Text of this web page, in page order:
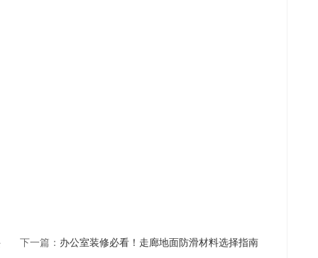
下一篇： 办公室装修必看！走廊地面防滑材料选择指南